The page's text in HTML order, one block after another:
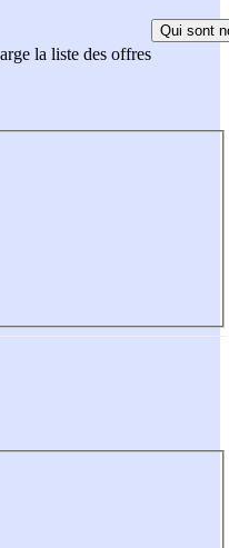
la liste des offres
Qui sont